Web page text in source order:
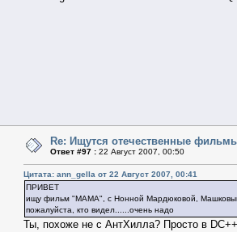
Re: Ищутся отечественные
Ответ #97 : 22 Август 2007, 00:50
Цитата: ann_gella от 22 Август 2007, 00:41
ПРИВЕТ
ищу фильм "МАМА", с Нонной Мардюковой,
пожалуйста, кто видел......очень надо
Ты, похоже не с АнтХилла? Просто в